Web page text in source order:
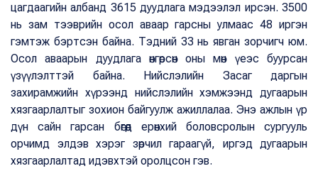
цагдаагийн албанд 3615 дуудлага мэдээлэл ирсэн. 3500
нь зам тээврийн осол аваар гарсны улмаас 48 иргэн
гэмтэж бэртсэн байна. Тэдний 33 нь явган зорчигч юм.
Осол аваарын дуудлага өнгөрсөн оны мөн үеэс буурсан
үзүүлэлттэй байна. Нийслэлийн Засаг даргын
захирамжийн хүрээнд нийслэлийн хэмжээнд дугаарын
хязгаарлалтыг зохион байгуулж ажиллалаа. Энэ ажлын үр
дүн сайн гарсан бөгөөд ерөнхий боловсролын сургууль
орчимд элдэв хэрэг зөрчил гараагүй, иргэд дугаарын
хязгаарлалтад идэвхтэй оролцсон гэв.